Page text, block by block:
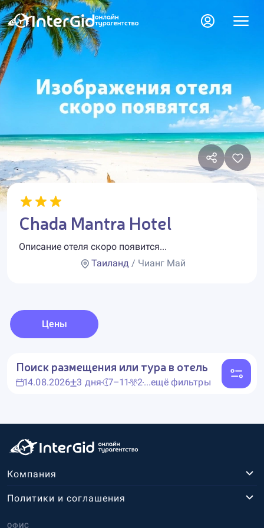
Chada Mantra Hotel
Описание отеля скоро появится...
Таиланд/ Чианг Май
Цены
Поиск размещения или тура в отель
14.08.2026 3 дня 7–11 2...ещё фильтры
Компания
ОФИС
Политики и соглашения